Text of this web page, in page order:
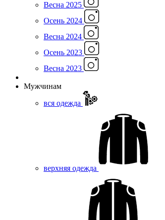
Весна 2025
Осень 2024
Весна 2024
Осень 2023
Весна 2023
Мужчинам
вся одежда
верхняя одежда